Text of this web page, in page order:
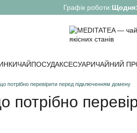
Графік роботи:Щодня:
ЧАЙПОСУДАКСЕСУАРИЧАЙНИЙ
потрібно перевірити перед підключенням домену
потрібно